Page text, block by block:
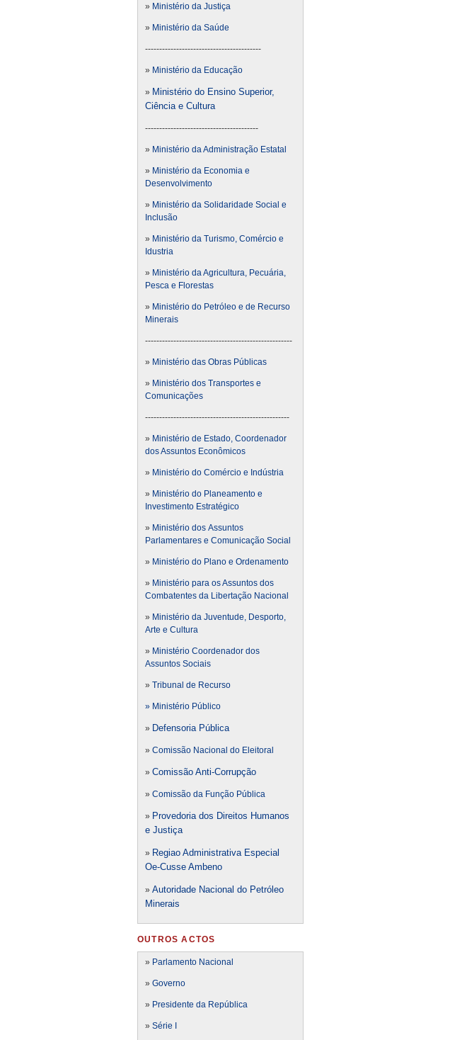
» Ministério da Justiça
» Ministério da Saúde
-----------------------------------------
» Ministério da Educação
» Ministério do Ensino Superior,
Ciência e Cultura
----------------------------------------
» Ministério da Administração Estatal
» Ministério da Economia e
Desenvolvimento
» Ministério da Solidaridade Social e
Inclusão
» Ministério da Turismo, Comércio e
Idustria
» Ministério da Agricultura, Pecuária,
Pesca e Florestas
» Ministério do Petróleo e de Recurso
Minerais
----------------------------------------------------
» Ministério das Obras Públicas
» Ministério dos Transportes e
Comunicações
---------------------------------------------------
» Ministério de Estado, Coordenador
dos Assuntos Econômicos
» Ministério do Comércio e Indústria
» Ministério do Planeamento e
Investimento Estratégico
» Ministério dos Assuntos
Parlamentares e Comunicação Social
» Ministério do Plano e Ordenamento
» Ministério para os Assuntos dos
Combatentes da Libertação Nacional
» Ministério da Juventude, Desporto,
Arte e Cultura
» Ministério Coordenador dos
Assuntos Sociais
» Tribunal de Recurso
» Ministério Público
» Defensoria Pública
» Comissão Nacional do Eleitoral
» Comissão Anti-Corrupção
» Comissão da Função Pública
» Provedoria dos Direitos Humanos
e Justiça
» Regiao Administrativa Especial
Oe-Cusse Ambeno
» Autoridade Nacional do Petróleo
Minerais
OUTROS ACTOS
» Parlamento Nacional
» Governo
» Presidente da República
» Série I